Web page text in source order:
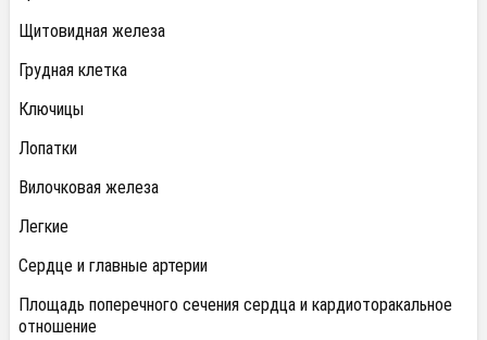
Щитовидная железа
Грудная клетка
Ключицы
Лопатки
Вилочковая железа
Легкие
Сердце и главные артерии
Площадь поперечного сечения сердца и кардиоторакальное
отношение